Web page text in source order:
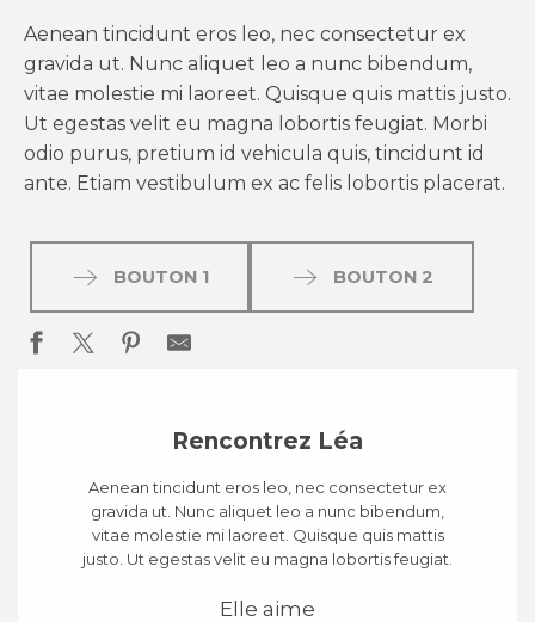
Aenean tincidunt eros leo, nec consectetur ex
gravida ut. Nunc aliquet leo a nunc bibendum,
vitae molestie mi laoreet. Quisque quis mattis justo.
Ut egestas velit eu magna lobortis feugiat. Morbi
odio purus, pretium id vehicula quis, tincidunt id
ante. Etiam vestibulum ex ac felis lobortis placerat.
BOUTON 1 BOUTON 2
Rencontrez Léa
Aenean tincidunt eros leo, nec consectetur ex
gravida ut. Nunc aliquet leo a nunc bibendum,
vitae molestie mi laoreet. Quisque quis mattis
justo. Ut egestas velit eu magna lobortis feugiat.
Elle aime